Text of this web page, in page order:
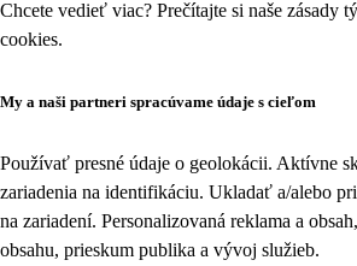
Chcete vedieť viac? Prečítajte si naše zásady
cookies.
My a naši partneri spracúvame údaje s cieľom
Používať presné údaje o geolokácii. Aktívne
zariadenia na identifikáciu. Ukladať a/alebo
na zariadení. Personalizovaná reklama a
obsahu, prieskum publika a vývoj služieb.